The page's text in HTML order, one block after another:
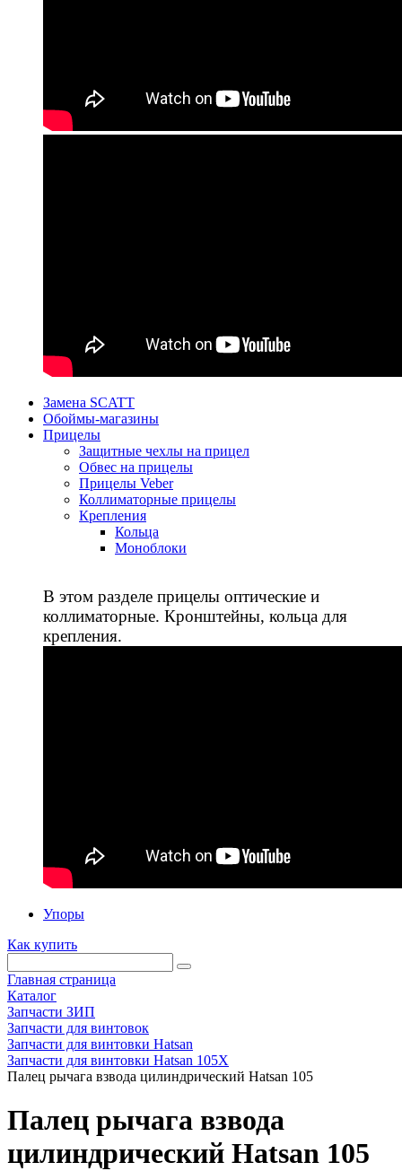
Замена SCATT
Обоймы-магазины
Прицелы
Защитные чехлы на прицел
Обвес на прицелы
Прицелы Veber
Коллиматорные прицелы
Крепления
Кольца
Моноблоки
В этом разделе прицелы оптические и
коллиматорные. Кронштейны, кольца для
крепления.
Упоры
Как купить
Главная страница
Каталог
Запчасти ЗИП
Запчасти для винтовок
Запчасти для винтовки Hatsan
Запчасти для винтовки Hatsan 105X
Палец рычага взвода цилиндрический Hatsan 105
Палец рычага взвода
цилиндрический Hatsan 105